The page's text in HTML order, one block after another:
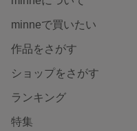
minneで買いたい
作品をさがす
ショップをさがす
ランキング
特集